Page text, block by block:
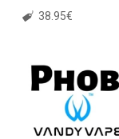
38.95€